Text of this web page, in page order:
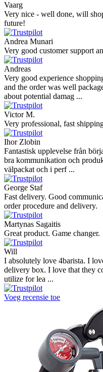
Vaarg
Very nice - well done, will
future!
Andrea Munari
Very good customer support
Andreas
Very good experience
and the order was well
about potential damag ...
Victor M.
Very professional, fast
Ihor Zlobin
Fantastisk upplevelse från
bra kommunikation och
välpackat och i perf ...
George Staf
Fast delivery. Good
order procedure and delivery.
Martynas Sagaitis
Great product. Game changer.
Will
I absolutely love 4barista. I
delivery box. I love that they
utilize for lea ...
Voeg recensie toe